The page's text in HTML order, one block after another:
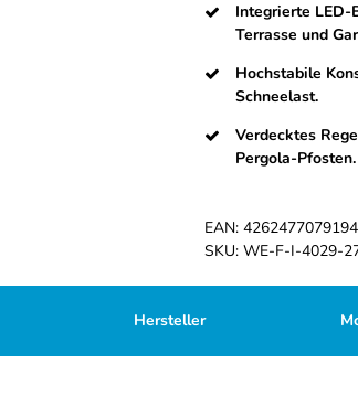
Integrierte LED-
Terrasse und
Hochstabile
Schneelast.
Verdecktes
Pergola-Pfosten.
EAN: 4262477079194
SKU: WE-F-I-4029-
Hersteller